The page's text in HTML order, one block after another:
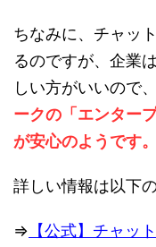
ちなみに、チャッ
るのですが、企業
しい方がいいので
ークの「エンター
が安心のようです。
詳しい情報は以下
⇒ 【公式】チャッ